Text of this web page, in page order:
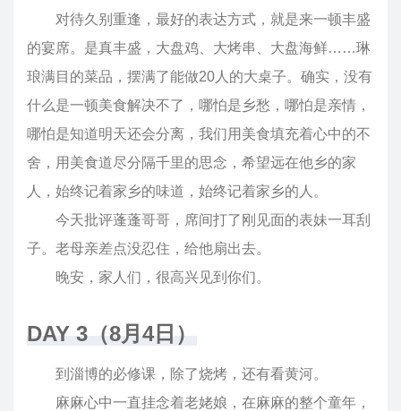
对待久别重逢，最好的表达方式，就是来一顿丰盛
的宴席。是真丰盛，大盘鸡、大烤串、大盘海鲜……琳
琅满目的菜品，摆满了能做20人的大桌子。确实，没有
什么是一顿美食解决不了，哪怕是乡愁，哪怕是亲情，
哪怕是知道明天还会分离，我们用美食填充着心中的不
舍，用美食道尽分隔千里的思念，希望远在他乡的家
人，始终记着家乡的味道，始终记着家乡的人。
今天批评蓬蓬哥哥，席间打了刚见面的表妹一耳刮
子。老母亲差点没忍住，给他扇出去。
晚安，家人们，很高兴见到你们。
DAY 3（8月4日）
到淄博的必修课，除了烧烤，还有看黄河。
麻麻心中一直挂念着老姥娘，在麻麻的整个童年，